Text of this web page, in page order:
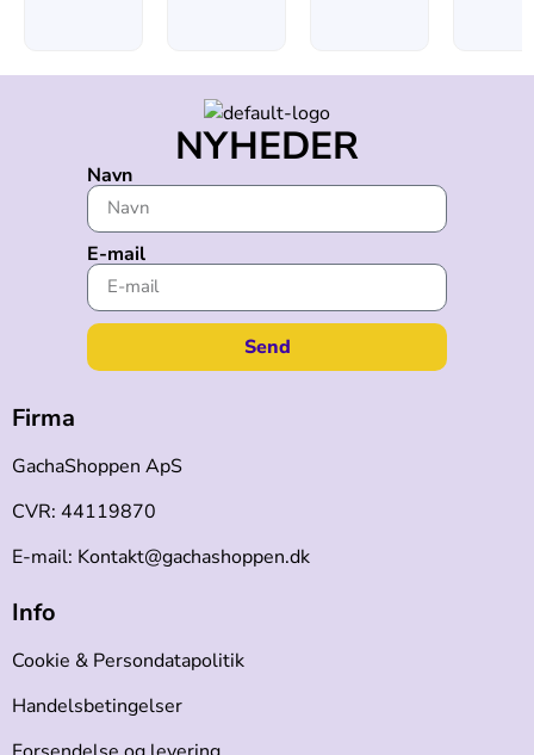
NYHEDER
Navn
E-mail
Send
Firma
GachaShoppen ApS
CVR: 44119870
E-mail: Kontakt@gachashoppen.dk
Info
Cookie & Persondatapolitik
Handelsbetingelser